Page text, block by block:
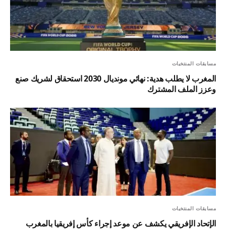
مسابقات المنتخبات
المغرب لا يطلب هدية: نهائي مونديال 2030 استحقاق لشريك صنع
وعزز الملف المشترك
مسابقات المنتخبات
الإتحاد الإفريقي يكشف عن موعد إجراء كأس إفريقيا بالمغرب